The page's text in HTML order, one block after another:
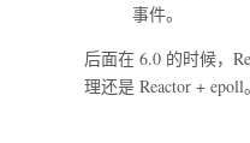
事件。
后面在 6.0 的时候，
理还是 Reactor + epoll。